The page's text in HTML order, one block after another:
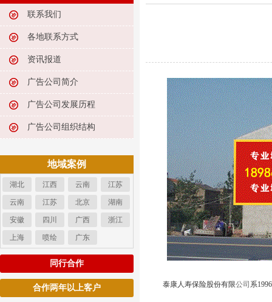
联系我们
各地联系方式
资讯报道
广告公司简介
广告公司发展历程
广告公司组织结构
地域案例
湖北 江西 云南 江苏
云南 江苏 北京 湖南
安徽 四川 广西 浙江
上海 喷绘 广东
同行合作
合作两年以上客户 泰康人寿保险股份有限公司 系